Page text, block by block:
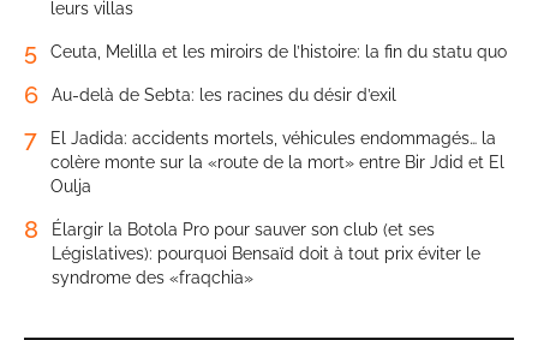
leurs villas
5 Ceuta, Melilla et les miroirs de l’histoire: la fin du statu quo
6 Au-delà de Sebta: les racines du désir d’exil
7
El Jadida: accidents mortels, véhicules endommagés… la
colère monte sur la «route de la mort» entre Bir Jdid et El
Oulja
8
Élargir la Botola Pro pour sauver son club (et ses
Législatives): pourquoi Bensaïd doit à tout prix éviter le
syndrome des «fraqchia»